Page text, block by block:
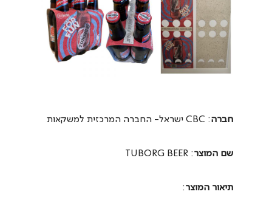
חברה: CBC ישראל- החברה המרכזית למשקאות
שם המוצר: TUBORG BEER
תיאור המוצר: